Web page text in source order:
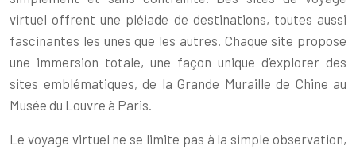
virtuel offrent une pléiade de destinations, toutes aussi
fascinantes les unes que les autres. Chaque site propose
une immersion totale, une façon unique d’explorer des
sites emblématiques, de la Grande Muraille de Chine au
Musée du Louvre à Paris.
Le voyage virtuel ne se limite pas à la simple observation,